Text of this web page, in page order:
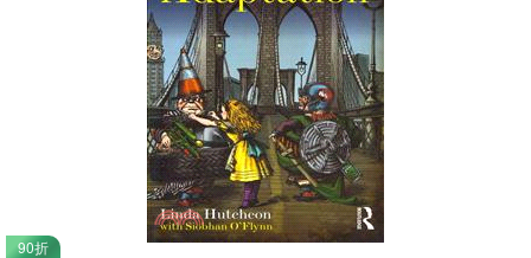
90折